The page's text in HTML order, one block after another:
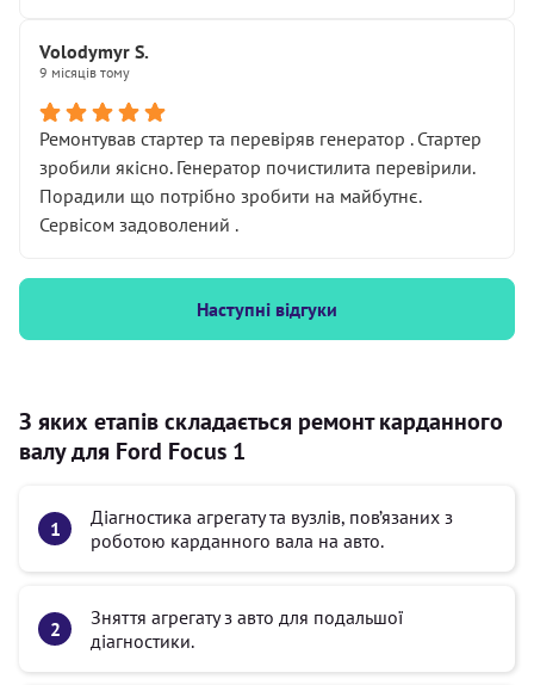
Volodymyr S.
9 місяців тому
Ремонтував стартер та перевіряв генератор . Стартер
зробили якісно. Генератор почистилита перевірили.
Порадили що потрібно зробити на майбутнє.
Сервісом задоволений .
Наступні відгуки
З яких етапів складається ремонт карданного
валу для Ford Focus 1
Діагностика агрегату та вузлів, пов’язаних з
роботою карданного вала на авто.
Зняття агрегату з авто для подальшої
діагностики.